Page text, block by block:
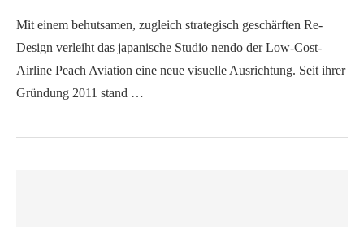
Mit einem behutsamen, zugleich strategisch geschärften Re-
Design verleiht das japanische Studio nendo der Low-Cost-
Airline Peach Aviation eine neue visuelle Ausrichtung. Seit ihrer
Gründung 2011 stand …